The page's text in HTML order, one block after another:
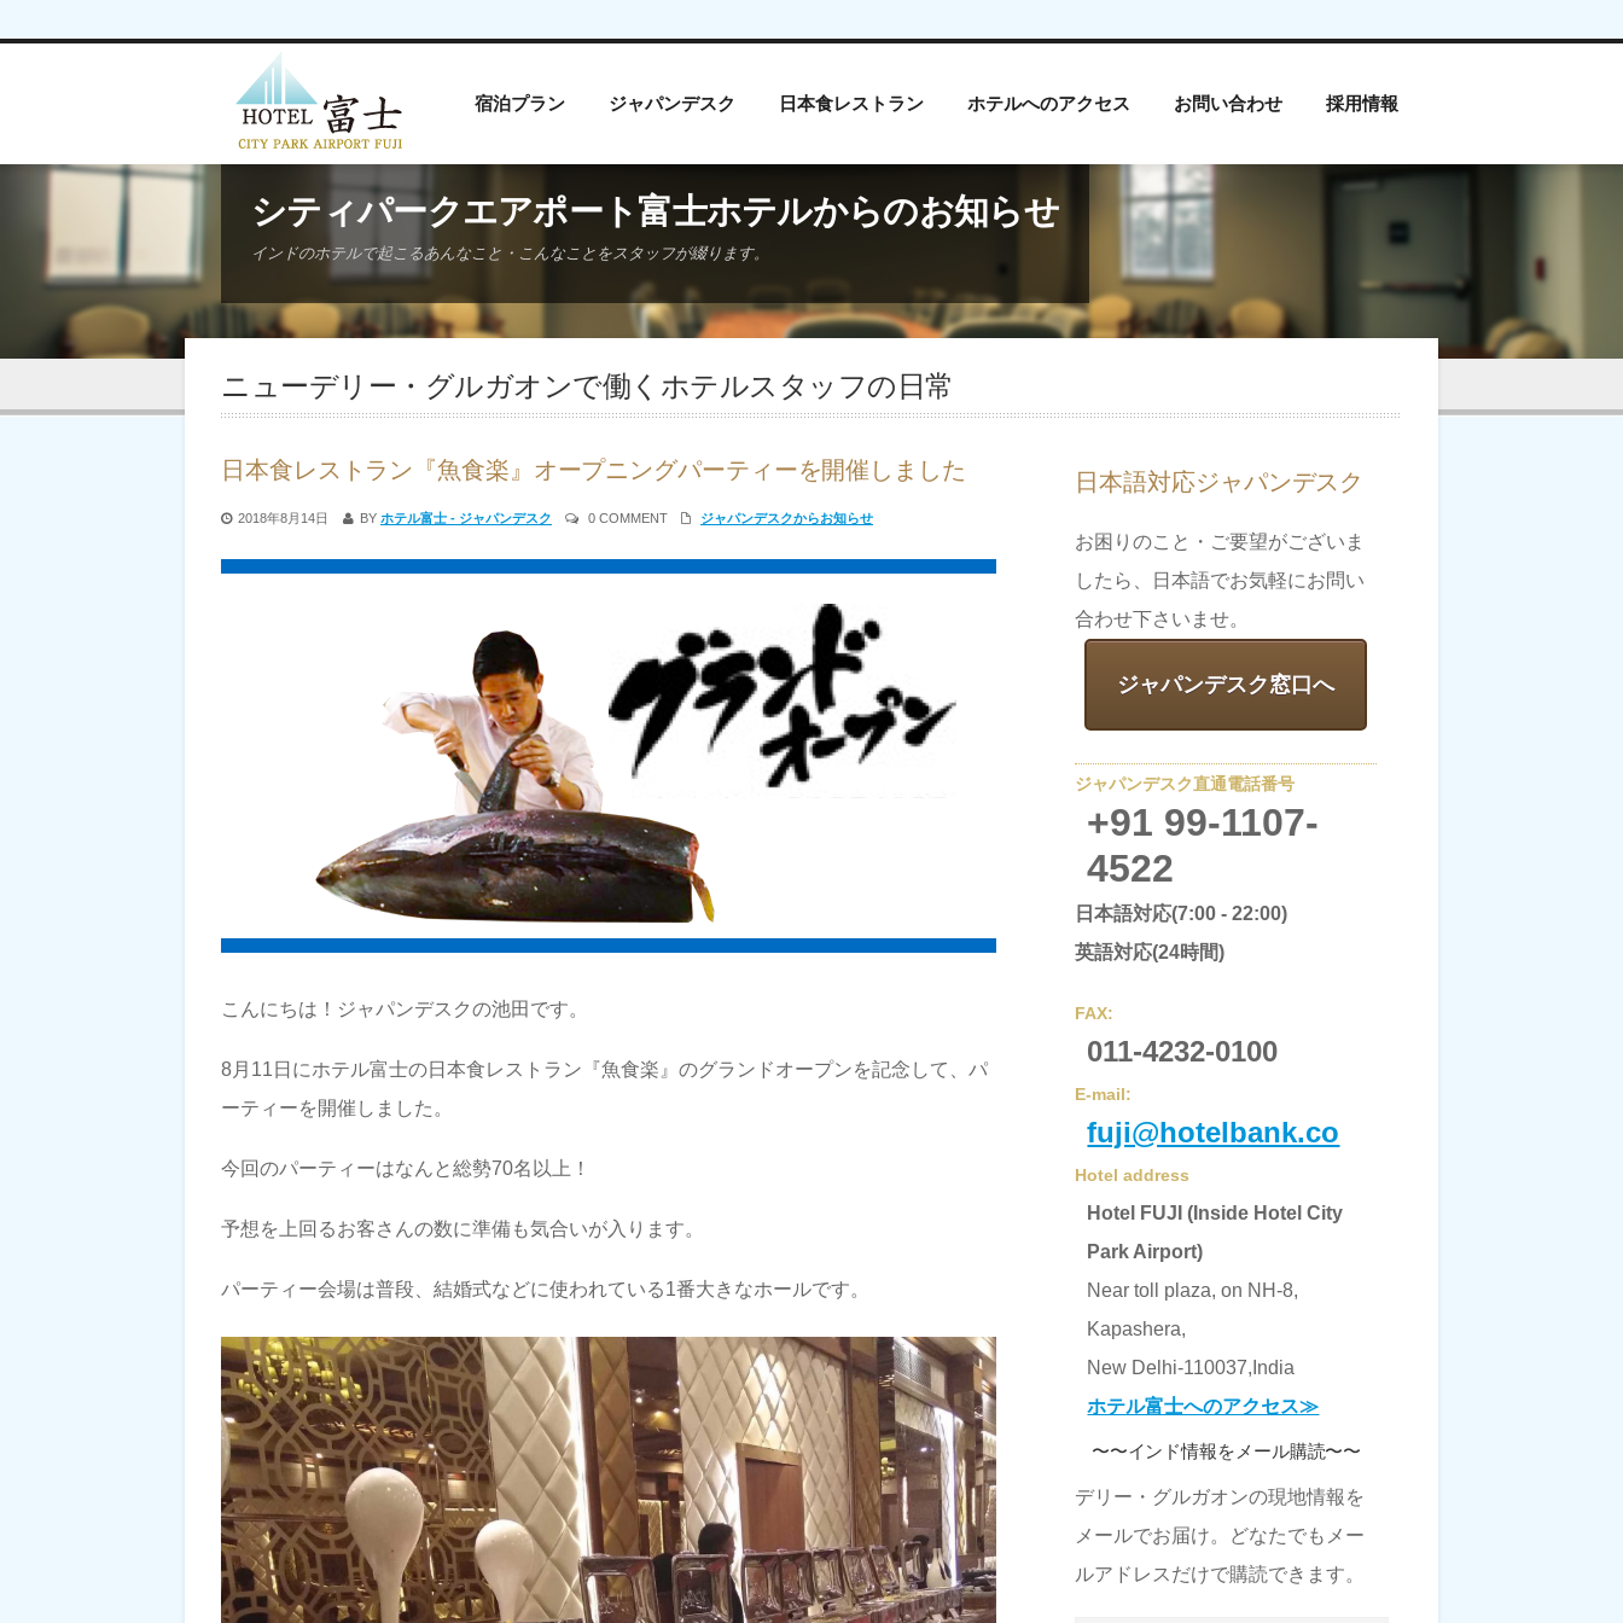
宿泊プラン ジャパンデスク 日本食レストラン ホテルへのアクセス お問い合わせ 採用情報
シティパークエアポート富士ホテルからのお知らせ
インドのホテルで起こるあんなこと・こんなことをスタッフが綴ります。
ニューデリー・グルガオンで働くホテルスタッフの日常
日本食レストラン『魚食楽』オープニングパーティーを開催しました
2018年8月14日 BY ホテル富士 - ジャパンデスク 0 COMMENT ジャパンデスクからお知らせ
こんにちは！ジャパンデスクの池田です。
8月11日にホテル富士の日本食レストラン『魚食楽』のグランドオープンを記念して、パ
ーティーを開催しました。
今回のパーティーはなんと総勢70名以上！
予想を上回るお客さんの数に準備も気合いが入ります。
パーティー会場は普段、結婚式などに使われている1番大きなホールです。
日本語対応ジャパンデスク
お困りのこと・ご要望がございま
したら、日本語でお気軽にお問い
合わせ下さいませ。
ジャパンデスク窓口へ
ジャパンデスク直通電話番号
+91 99-1107-
4522
日本語対応(7:00 - 22:00)
英語対応(24時間)
FAX:
011-4232-0100
E-mail:
fuji@hotelbank.co
Hotel address
Hotel FUJI (Inside Hotel City
Park Airport)
Near toll plaza, on NH-8,
Kapashera,
New Delhi-110037,India
ホテル富士へのアクセス≫
〜〜インド情報をメール購読〜〜
デリー・グルガオンの現地情報を
メールでお届け。どなたでもメー
ルアドレスだけで購読できます。